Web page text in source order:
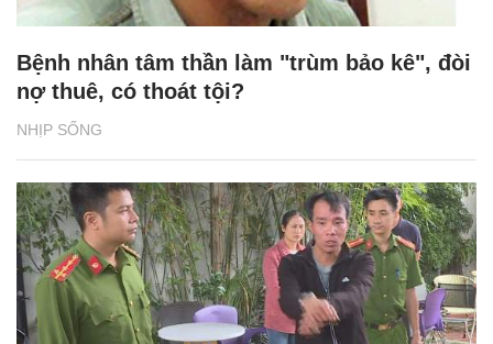
NHỊP SỐNG
Bệnh nhân tâm thần làm "trùm bảo kê", đòi
nợ thuê, có thoát tội?